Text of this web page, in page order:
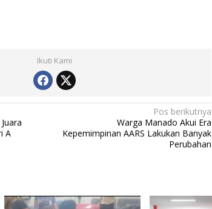
Ikuti Kami
A
Pos berikutnya
Warga Manado Akui Era
Kepemimpinan AARS Lakukan Banyak
Perubahan